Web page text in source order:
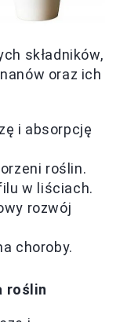
składników,
oraz ich
i absorpcję
roślin.
w liściach.
rozwój
choroby.
roślin